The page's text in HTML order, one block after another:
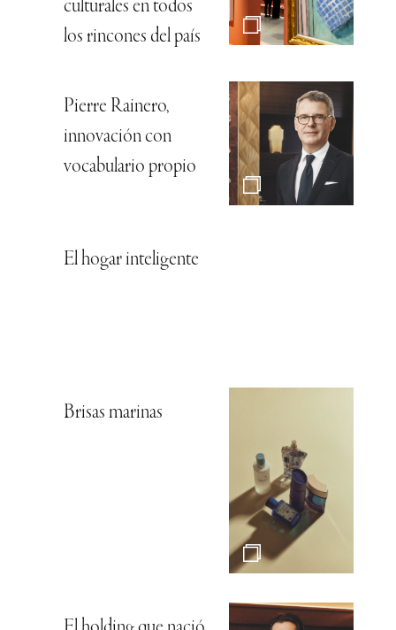
culturales en todos
los rincones del país
Pierre Rainero,
innovación con
vocabulario propio
El hogar inteligente
Brisas marinas